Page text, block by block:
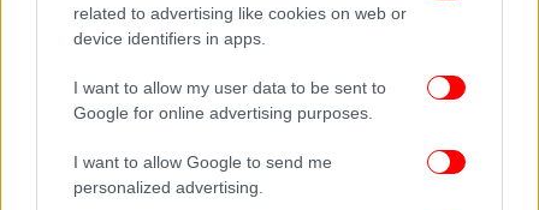
related to advertising like cookies on web or
device identifiers in apps.
I want to allow my user data to be sent to
Google for online advertising purposes.
I want to allow Google to send me
personalized advertising.
ΑΠΕ-ΜΠΕ
ΟΛΕΣ ΟΙ ΕΙΔΗΣΕΙΣ
παιδιά, εξετάζεται αν τα είχε «ναρκώσει» ο πατέρας για να
μην ακούνε -Βρέθηκαν ηρεμιστικά στο σπίτι